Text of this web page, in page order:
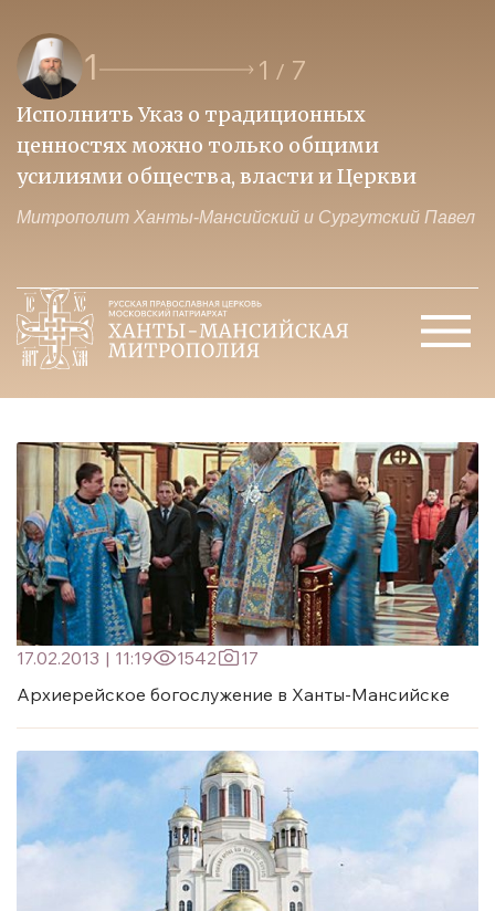
1 1 / 7
Исполнить Указ о традиционных
ценностях можно только общими
усилиями общества, власти и Церкви
Митрополит Ханты-Мансийский и Сургутский Павел
17.02.2013 | 11:19 1542
17
Архиерейское богослужение в Ханты-Мансийске